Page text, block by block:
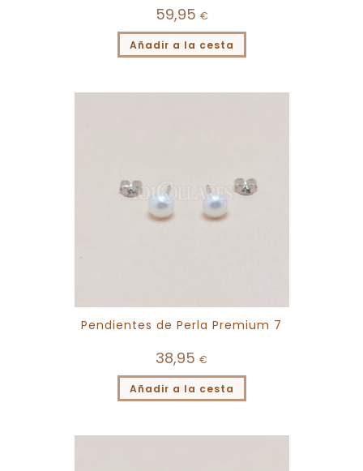
59,95 €
Añadir a la cesta
Pendientes de Perla Premium 7
38,95 €
Añadir a la cesta